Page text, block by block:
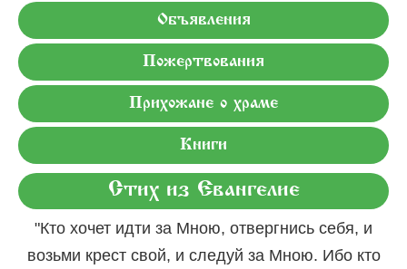
Объявления
Пожертвования
Прихожане о храме
Книги
Стих из Евангелие
"Кто хочет идти за Мною, отвергнись себя, и
возьми крест свой, и следуй за Мною. Ибо кто